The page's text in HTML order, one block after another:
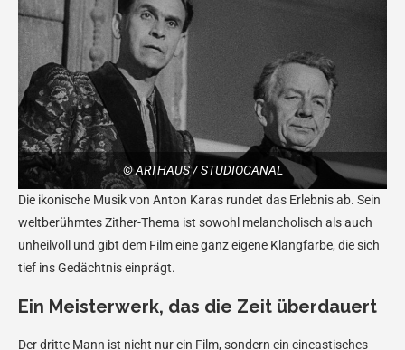
© ARTHAUS / STUDIOCANAL
Die ikonische Musik von Anton Karas rundet das Erlebnis ab. Sein
weltberühmtes Zither-Thema ist sowohl melancholisch als auch
unheilvoll und gibt dem Film eine ganz eigene Klangfarbe, die sich
tief ins Gedächtnis einprägt.
Ein Meisterwerk, das die Zeit überdauert
Der dritte Mann ist nicht nur ein Film, sondern ein cineastisches